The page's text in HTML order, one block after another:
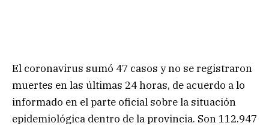
El coronavirus sumó 47 casos y no se registraron
muertes en las últimas 24 horas, de acuerdo a lo
informado en el parte oficial sobre la situación
epidemiológica dentro de la provincia. Son 112.947